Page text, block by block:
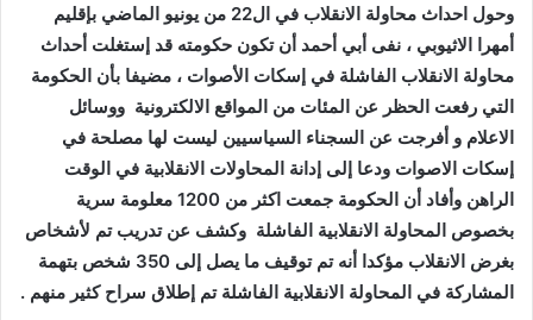
وحول احداث محاولة الانقلاب في ال22 من يونيو الماضي بإقليم
أمهرا الاثيوبي ، نفى أبي أحمد أن تكون حكومته قد إستغلت أحداث
محاولة الانقلاب الفاشلة في إسكات الأصوات ، مضيفا بأن الحكومة
التي رفعت الحظر عن المئات من المواقع الالكترونية ووسائل
الاعلام و أفرجت عن السجناء السياسيين ليست لها مصلحة في
إسكات الاصوات ودعا إلى إدانة المحاولات الانقلابية في الوقت
الراهن وأفاد أن الحكومة جمعت اكثر من 1200 معلومة سرية
بخصوص المحاولة الانقلابية الفاشلة وكشف عن تدريب تم لأشخاص
بغرض الانقلاب مؤكدا أنه تم توقيف ما يصل إلى 350 شخص بتهمة
المشاركة في المحاولة الانقلابية الفاشلة تم إطلاق سراح كثير منهم .